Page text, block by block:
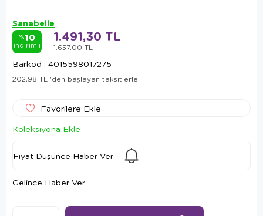
Sanabelle
%10
indirimli 1.657,00 TL
1.491,30 TL
Barkod : 4015598017275
202,98 TL 'den başlayan taksitlerle
Favorilere Ekle
Koleksiyona Ekle
Fiyat Düşünce Haber Ver
Gelince Haber Ver